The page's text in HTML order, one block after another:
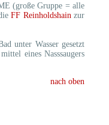
(große Gruppe = alle
FF Reinholdshain zur
unter Wasser gesetzt
eines Nasssaugers
nach oben